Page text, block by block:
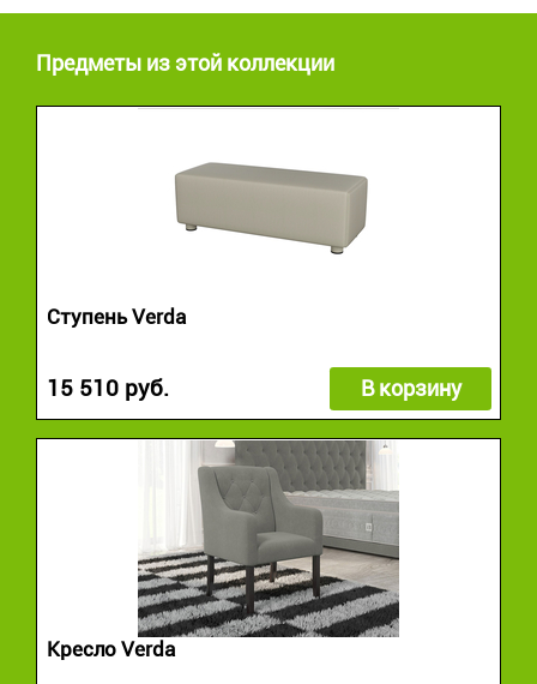
Предметы из этой коллекции
Ступень Verda
15 510 руб. В корзину
Кресло Verda